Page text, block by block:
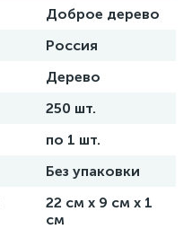
Доброе дерево
Россия
Дерево
250 шт.
по 1 шт.
Без упаковки
22 см х 9 см х 1
см